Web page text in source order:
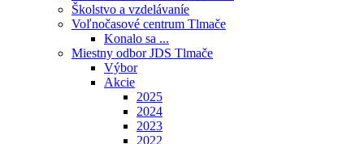
Školstvo a vzdelávaníe
Voľnočasové centrum Tlmače
Konalo sa ...
Miestny odbor JDS Tlmače
Výbor
Akcie
2025
2024
2023
2022